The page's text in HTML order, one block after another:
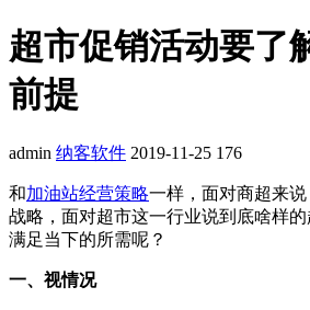
超市促销活动要了
前提
admin 纳客软件 2019-11-25 176
和加油站经营策略一样，面对商超来
战略，面对超市这一行业说到底啥样
满足当下的所需呢？
一、视情况